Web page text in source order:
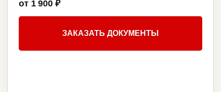
от 1 900 ₽
ЗАКАЗАТЬ ДОКУМЕНТЫ